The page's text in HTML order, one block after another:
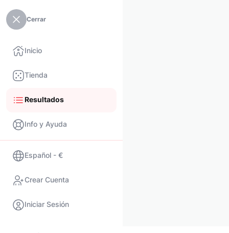
Cerrar
Inicio
Tienda
Resultados
Info y Ayuda
Español - €
Crear Cuenta
Iniciar Sesión